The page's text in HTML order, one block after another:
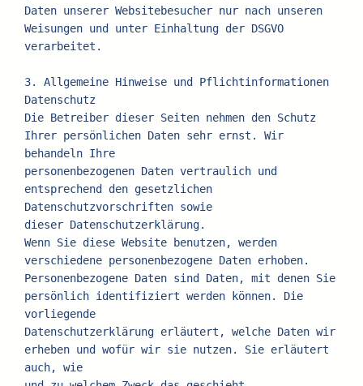
Daten unserer Websitebesucher nur nach unseren
Weisungen und unter Einhaltung der DSGVO
verarbeitet.
3. Allgemeine Hinweise und Pflichtinformationen
Datenschutz
Die Betreiber dieser Seiten nehmen den Schutz
Ihrer persönlichen Daten sehr ernst. Wir
behandeln Ihre
personenbezogenen Daten vertraulich und
entsprechend den gesetzlichen
Datenschutzvorschriften sowie
dieser Datenschutzerklärung.
Wenn Sie diese Website benutzen, werden
verschiedene personenbezogene Daten erhoben.
Personenbezogene Daten sind Daten, mit denen Sie
persönlich identifiziert werden können. Die
vorliegende
Datenschutzerklärung erläutert, welche Daten wir
erheben und wofür wir sie nutzen. Sie erläutert
auch, wie